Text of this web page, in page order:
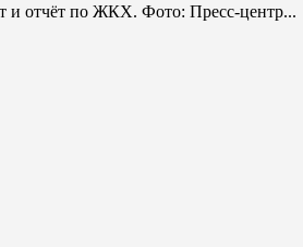
и отчёт по ЖКХ. Фото: Пресс-центр...